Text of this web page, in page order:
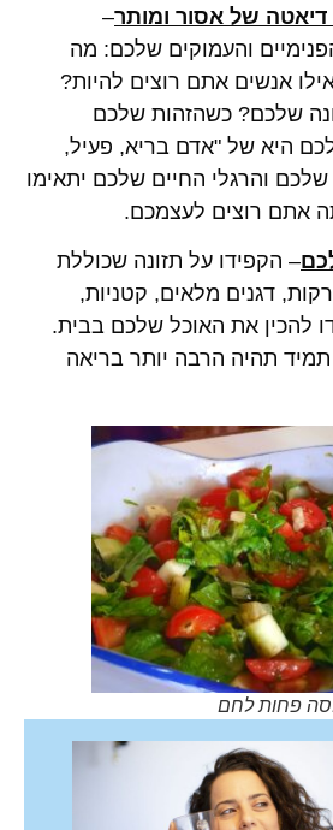
של אסור ומותר–
והעמוקים שלכם: מה
אנשים אתם רוצים להיות?
שלכם? כשהזהות שלכם
היא של "אדם בריא, פעיל,
שלכם והרגלי החיים שלכם יתאימו
אתם רוצים לעצמכם.
– הקפידו על תזונה שכוללת
דגנים מלאים, קטניות,
להכין את האוכל שלכם בבית.
תהיה הרבה יותר בריאה
פחות לחם